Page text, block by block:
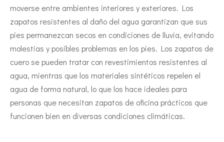
moverse entre ambientes interiores y exteriores. Los
zapatos resistentes al daño del agua garantizan que sus
pies permanezcan secos en condiciones de lluvia, evitando
molestias y posibles problemas en los pies. Los zapatos de
cuero se pueden tratar con revestimientos resistentes al
agua, mientras que los materiales sintéticos repelen el
agua de forma natural, lo que los hace ideales para
personas que necesitan zapatos de oficina prácticos que
funcionen bien en diversas condiciones climáticas.